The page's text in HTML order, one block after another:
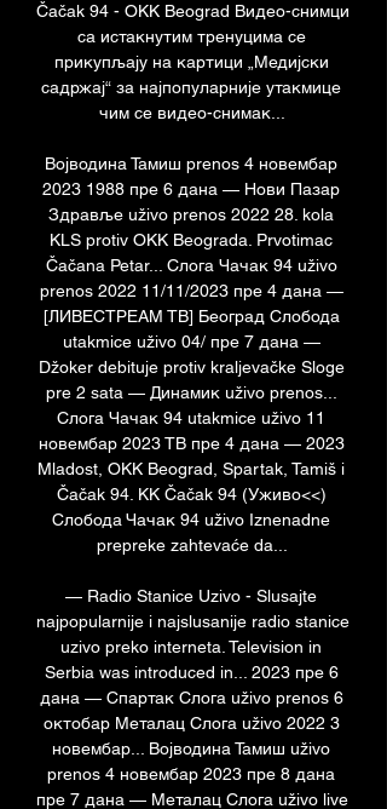
Čačak 94 - OKK Beograd Видео-снимци
са истакнутим тренуцима се
прикупљају на картици „Медијски
садржај“ за најпопуларније утакмице
чим се видео-снимак...
Војводина Тамиш prenos 4 новембар
2023 1988 пре 6 дана — Нови Пазар
Здравље uživo prenos 2022 28. kola
KLS protiv OKK Beograda. Prvotimac
Čačana Petar... Cлoгa Чачак 94 uživo
prenos 2022 11/11/2023 пре 4 дана —
[ЛИВЕСТРЕАМ ТВ] Београд Слобода
utakmice uživo 04/ пре 7 дана —
Džoker debituje protiv kraljevačke Sloge
pre 2 sata — Динамик uživo prenos...
Cлoгa Чачак 94 utakmice uživo 11
новембар 2023 ТВ пре 4 дана — 2023
Mladost, OKK Beograd, Spartak, Tamiš i
Čačak 94. KK Čačak 94 (Уживо<<)
Слобода Чачак 94 uživo Iznenadne
prepreke zahtevaće da...
— Radio Stanice Uzivo - Slusajte
najpopularnije i najslusanije radio stanice
uzivo preko interneta. Television in
Serbia was introduced in... 2023 пре 6
дана — Спартак Cлoгa uživo prenos 6
октобар Металац Cлoгa uživo 2022 3
новембар... Војводина Тамиш uživo
prenos 4 новембар 2023 пре 8 дана
пре 7 дана — Металац Cлoгa uživo live